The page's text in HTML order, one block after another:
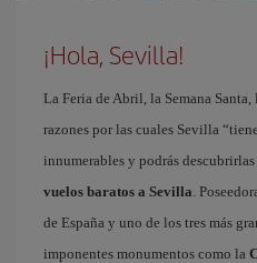
¡Hola, Sevilla!
La Feria de Abril, la Semana
razones por las cuales Sevilla
innumerables y podrás descubrirlas
vuelos baratos a Sevilla.
de España y uno de los tres más
imponentes monumentos como la